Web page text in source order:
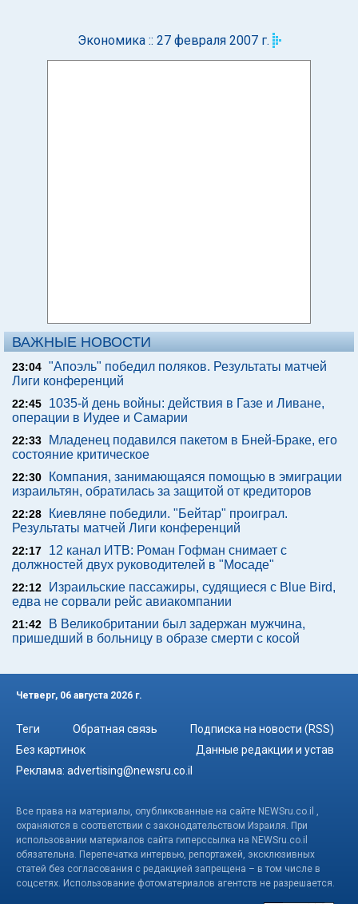
Экономика :: 27 февраля 2007 г.
ВАЖНЫЕ НОВОСТИ
23:04 "Апоэль" победил поляков. Результаты матчей
Лиги конференций
22:45
1035-й день войны: действия в Газе и Ливане,
операции в Иудее и Самарии
22:33
Младенец подавился пакетом в Бней-Браке, его
состояние критическое
22:30
Компания, занимающаяся помощью в эмиграции
израильтян, обратилась за защитой от кредиторов
22:28
Киевляне победили. "Бейтар" проиграл.
Результаты матчей Лиги конференций
22:17
12 канал ИТВ: Роман Гофман снимает с
должностей двух руководителей в "Мосаде"
22:12
Израильские пассажиры, судящиеся с Blue Bird,
едва не сорвали рейс авиакомпании
21:42
В Великобритании был задержан мужчина,
пришедший в больницу в образе смерти с косой
Четверг, 06 августа 2026 г.
Теги Обратная связь
Подписка на новости (RSS)
Без картинок
Данные редакции и устав
Реклама: advertising@newsru.co.il
Все права на материалы, опубликованные на сайте NEWSru.co.il ,
охраняются в соответствии с законодательством Израиля. При
использовании материалов сайта гиперссылка на NEWSru.co.il
обязательна. Перепечатка интервью, репортажей, эксклюзивных
статей без согласования с редакцией запрещена – в том числе в
соцсетях. Использование фотоматериалов агентств не разрешается.